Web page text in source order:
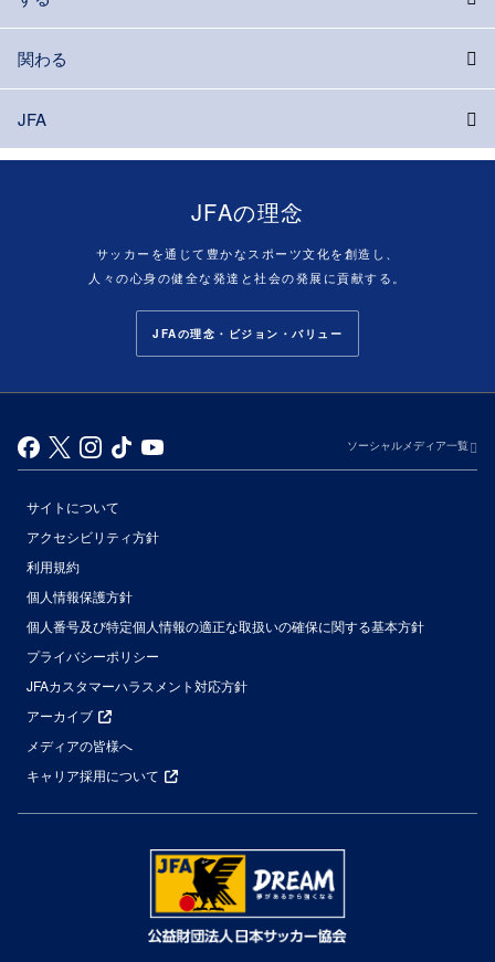
関わる
JFA
JFAの理念
サッカーを通じて豊かなスポーツ文化を創造し、
人々の心身の健全な発達と社会の発展に貢献する。
JFAの理念・ビジョン・バリュー
ソーシャルメディア一覧
サイトについて
アクセシビリティ方針
利用規約
個人情報保護方針
個人番号及び特定個人情報の適正な取扱いの確保に関する基本方針
プライバシーポリシー
JFAカスタマーハラスメント対応方針
アーカイブ
メディアの皆様へ
キャリア採用について